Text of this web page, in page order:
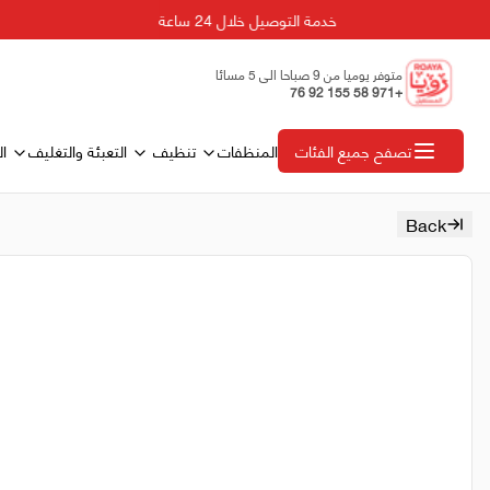
خدمة التوصيل خلال 24 ساعة
متوفر يوميا من 9 صباحا الى 5 مسائا
+971 58 155 92 76
تصفح جميع الفئات المنظفات تنظيف التعبئة والتغليف
Back